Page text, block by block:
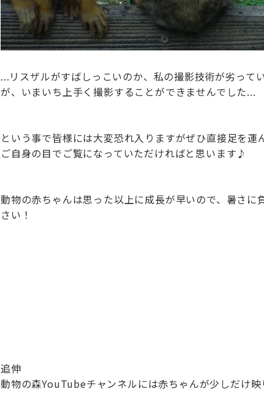
...リスザルがすばしっこいのか、私の撮影技術が劣って
が、いまいち上手く撮影することができませんでした
という事で皆様には大変恐れ入りますがぜひ直接足を運
ご自身の目でご覧になっていただければと思います♪
動物の赤ちゃんは思った以上に成長が早いので、暑さに
さい！
追伸
動物の森YouTubeチャンネルには赤ちゃんが少しだけ映